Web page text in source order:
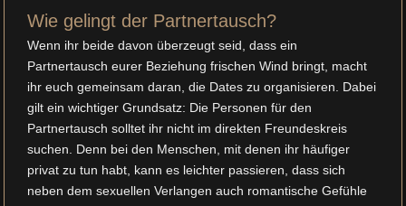
Wie gelingt der Partnertausch?
Wenn ihr beide davon überzeugt seid, dass ein
Partnertausch eurer Beziehung frischen Wind bringt, macht
ihr euch gemeinsam daran, die Dates zu organisieren. Dabei
gilt ein wichtiger Grundsatz: Die Personen für den
Partnertausch solltet ihr nicht im direkten Freundeskreis
suchen. Denn bei den Menschen, mit denen ihr häufiger
privat zu tun habt, kann es leichter passieren, dass sich
neben dem sexuellen Verlangen auch romantische Gefühle